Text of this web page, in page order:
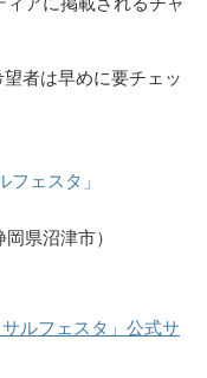
者は早めに要チェッ
フェスタ」
県沼津市）
ルフェスタ」公式サ